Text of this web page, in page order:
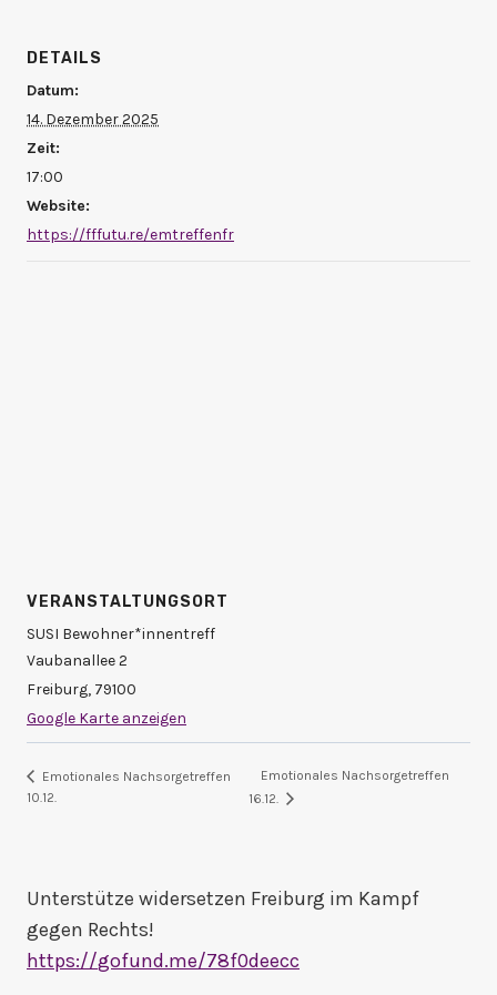
DETAILS
Datum:
14. Dezember 2025
Zeit:
17:00
Website:
https://fffutu.re/emtreffenfr
VERANSTALTUNGSORT
SUSI Bewohner*innentreff
Vaubanallee 2
Freiburg, 79100
Google Karte anzeigen
Emotionales Nachsorgetreffen
10.12.
Emotionales Nachsorgetreffen
16.12.
Unterstütze widersetzen Freiburg im Kampf
gegen Rechts!
https://gofund.me/78f0deecc